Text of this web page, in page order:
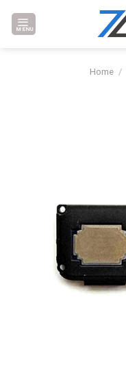
MENU
Home /